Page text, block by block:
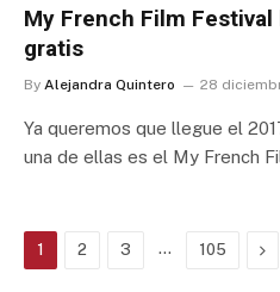
My French Film
gratis
By Alejandra Quintero 28
Ya queremos que llegue el
una de ellas es el My French
1 2 3 … 105